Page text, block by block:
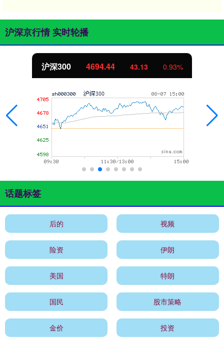
沪深京行情 实时轮播
沪深300 4694.44 43.13 0.93%
话题标签
后的 视频
险资 伊朗
美国 特朗
国民 股市策略
金价 投资